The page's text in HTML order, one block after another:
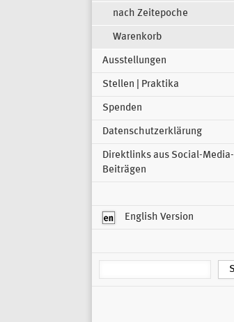
nach Zeitepoche
Warenkorb
Ausstellungen
Stellen | Praktika
Spenden
Datenschutzerklärung
Direktlinks aus Social-Media-
Beiträgen
English Version